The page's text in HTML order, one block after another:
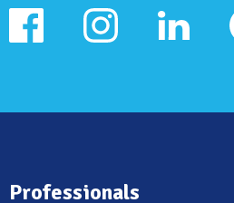
Professionals